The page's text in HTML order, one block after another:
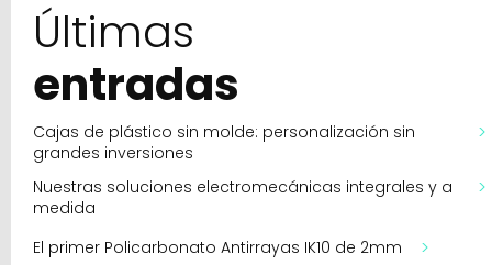
Últimas
entradas
Cajas de plástico sin molde: personalización sin
grandes inversiones
Nuestras soluciones electromecánicas integrales y a
medida
El primer Policarbonato Antirrayas IK10 de 2mm